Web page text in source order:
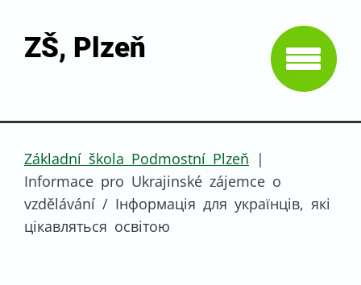
ZŠ, Plzeň
Základní škola Podmostní Plzeň |
Informace pro Ukrajinské zájemce o
vzdělávání / Інформація для українців, які
цікавляться освітою